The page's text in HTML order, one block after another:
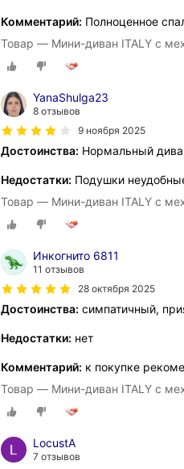
Комментарий: Полноценное
Товар — Мини-диван ITALY с
YanaShulga23
8 отзывов
9 ноября 2025
Достоинства: Нормальный
Недостатки: Подушки
Товар — Мини-диван ITALY с
Инкогнито 6811
11 отзывов
28 октября 2025
Достоинства: симпатичный,
Недостатки: нет
Комментарий: к покупке
Товар — Мини-диван ITALY с
LocustA
7 отзывов